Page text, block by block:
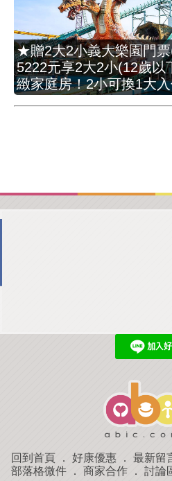
★贈2大2小義大樂園門
5222元享2大2小(12歲以
緻家庭房！2小可換1大
回到首頁 ． 好康優惠 ． 最新留
部落格微件． 商家合作． 討論